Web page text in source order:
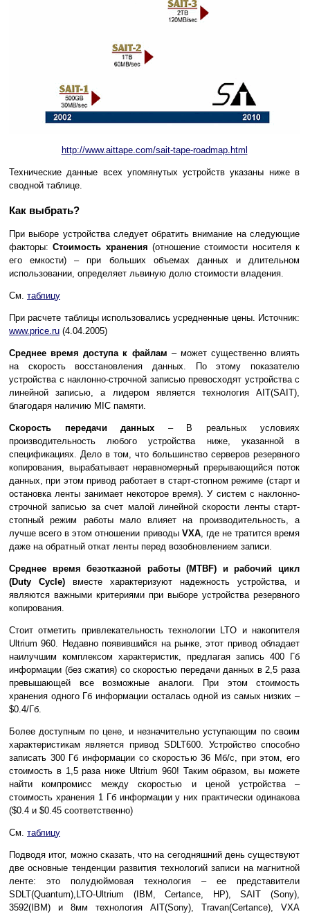
http://www.aittape.com/sait-tape-roadmap.html
Технические данные всех упомянутых устройств указаны ниже в
сводной таблице.
Как выбрать?
При выборе устройства следует обратить внимание на следующие
факторы:Стоимость хранения (отношение стоимости носителя к
его емкости) – при больших объемах данных и длительном
использовании, определяет львиную долю стоимости владения.
См. таблицу
При расчете таблицы использовались усредненные цены. Источник:
www.price.ru (4.04.2005)
Среднее время доступа к файлам – может существенно влиять
на скорость восстановления данных. По этому показателю
устройства с наклонно-строчной записью превосходят устройства с
линейной записью, а лидером является технология AIT(SAIT),
благодаря наличию MIC памяти.
Скорость передачи данных – В реальных условиях
производительность любого устройства ниже, указанной в
спецификациях. Дело в том, что большинство серверов резервного
копирования, вырабатывает неравномерный прерывающийся поток
данных, при этом привод работает в старт-стопном режиме (старт и
остановка ленты занимает некоторое время). У систем с наклонно-
строчной записью за счет малой линейной скорости ленты старт-
стопный режим работы мало влияет на производительность, а
лучше всего в этом отношении приводы VXA, где не тратится время
даже на обратный откат ленты перед возобновлением записи.
Среднее время безотказной работы (MTBF) и рабочий цикл
(Duty Cycle) вместе характеризуют надежность устройства, и
являются важными критериями при выборе устройства резервного
копирования.
Стоит отметить привлекательность технологии LTO и накопителя
Ultrium 960. Недавно появившийся на рынке, этот привод обладает
наилучшим комплексом характеристик, предлагая запись 400 Гб
информации (без сжатия) со скоростью передачи данных в 2,5 раза
превышающей все возможные аналоги. При этом стоимость
хранения одного Гб информации осталась одной из самых низких –
$0.4/Гб.
Более доступным по цене, и незначительно уступающим по своим
характеристикам является привод SDLT600. Устройство способно
записать 300 Гб информации со скоростью 36 Мб/с, при этом, его
стоимость в 1,5 раза ниже Ultrium 960! Таким образом, вы можете
найти компромисс между скоростью и ценой устройства –
стоимость хранения 1 Гб информации у них практически одинакова
($0.4 и $0.45 соответственно)
См. таблицу
Подводя итог, можно сказать, что на сегодняшний день существуют
две основные тенденции развития технологий записи на магнитной
ленте: это полудюймовая технология – ее представители
SDLT(Quantum),LTO-Ultrium (IBM, Certance, HP), SAIT (Sony),
3592(IBM) и 8мм технология AIT(Sony), Travan(Certance), VXA